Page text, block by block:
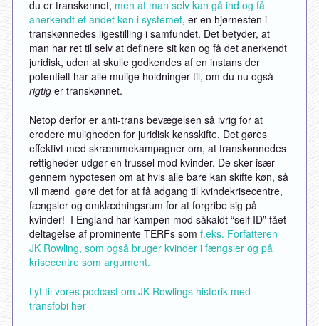
du er transkønnet, men at man selv kan gå ind og få
anerkendt et andet køn i systemet, er en hjørnesten i
transkønnedes ligestilling i samfundet. Det betyder, at
man har ret til selv at definere sit køn og få det anerkendt
juridisk, uden at skulle godkendes af en instans der
potentielt har alle mulige holdninger til, om du nu også
rigtiger transkønnet.
Netop derfor er anti-trans bevægelsen så ivrig for at
erodere muligheden for juridisk kønsskifte. Det gøres
effektivt med skræmmekampagner om, at transkønnedes
rettigheder udgør en trussel mod kvinder. De sker især
gennem hypotesen om at hvis alle bare kan skifte køn, så
vil mænd gøre det for at få adgang til kvindekrisecentre,
fængsler og omklædningsrum for at forgribe sig på
kvinder! I England har kampen mod såkaldt “self ID” fået
deltagelse af prominente TERFs som f.eks. Forfatteren
JK Rowling, som også bruger kvinder i fængsler og på
krisecentre som argument.
Lyt til vores podcast om JK Rowlings historik med
transfobi her